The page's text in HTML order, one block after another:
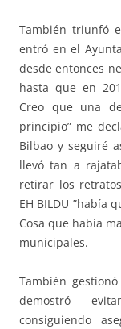
También triunfó
entró en el
desde entonces
hasta que en
Creo que una
principio” me
Bilbao y seguiré
llevó tan a
retirar los
EH BILDU ”había
Cosa que había
municipales.
También
demostró
consiguiendo